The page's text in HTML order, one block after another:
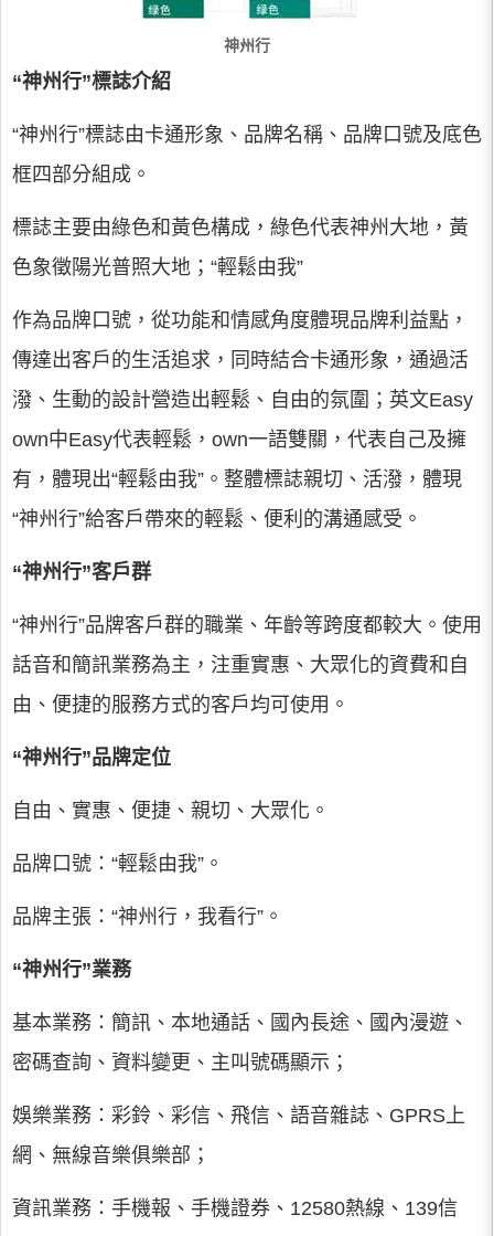
神州行
“神州行”標誌介紹
“神州行”標誌由卡通形象、品牌名稱、品牌口號及底色
框四部分組成。
標誌主要由綠色和黃色構成，綠色代表神州大地，黃
色象徵陽光普照大地；“輕鬆由我”
作為品牌口號，從功能和情感角度體現品牌利益點，
傳達出客戶的生活追求，同時結合卡通形象，通過活
潑、生動的設計營造出輕鬆、自由的氛圍；英文Easy
own中Easy代表輕鬆，own一語雙關，代表自己及擁
有，體現出“輕鬆由我”。整體標誌親切、活潑，體現
“神州行”給客戶帶來的輕鬆、便利的溝通感受。
“神州行”客戶群
“神州行”品牌客戶群的職業、年齡等跨度都較大。使用
話音和簡訊業務為主，注重實惠、大眾化的資費和自
由、便捷的服務方式的客戶均可使用。
“神州行”品牌定位
自由、實惠、便捷、親切、大眾化。
品牌口號：“輕鬆由我”。
品牌主張：“神州行，我看行”。
“神州行”業務
基本業務：簡訊、本地通話、國內長途、國內漫遊、
密碼查詢、資料變更、主叫號碼顯示；
娛樂業務：彩鈴、彩信、飛信、語音雜誌、GPRS上
網、無線音樂俱樂部；
資訊業務：手機報、手機證券、12580熱線、139信